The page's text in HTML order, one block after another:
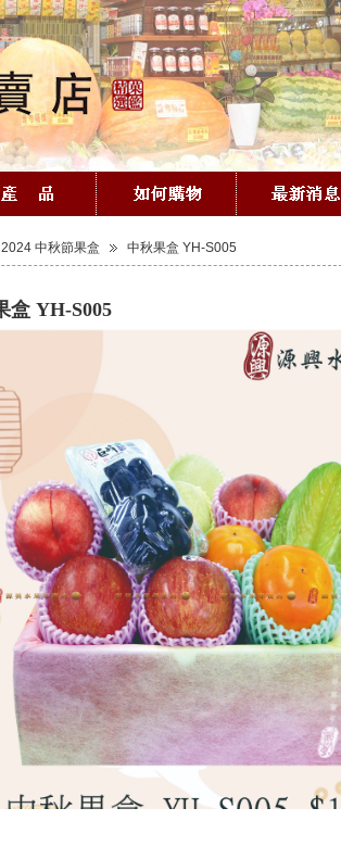
2024 中秋節果盒 中秋果盒 YH-S005
盒 YH-S005